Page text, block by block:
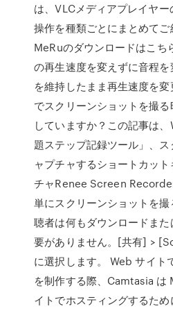
は、VLCメディアプレイヤ
操作を種類ごとにまとめてご
MeRuのダウンロードはこち
の再生速度を変えずに音程
を維持したまま再生速度を
でスクリーンショットを撮
していますか？この記事は
題ステップ記録ツール」、
ャプチャするショートカッ
チャRenee Screen
単にスクリーンショットを
聴者は何もダウンロードま
要がありません。[共有] >
に選択します。 Web サイト
を制作する際、Camtasia は
イトでホスティングするた